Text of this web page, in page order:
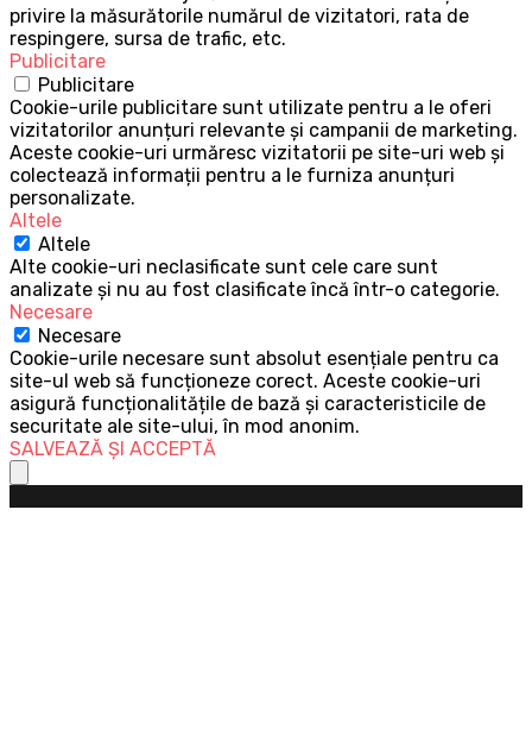
privire la măsurătorile numărul de vizitatori, rata de
respingere, sursa de trafic, etc.
Publicitare
Publicitare
Cookie-urile publicitare sunt utilizate pentru a le oferi
vizitatorilor anunțuri relevante și campanii de marketing.
Aceste cookie-uri urmăresc vizitatorii pe site-uri web și
colectează informații pentru a le furniza anunțuri
personalizate.
Altele
Altele
Alte cookie-uri neclasificate sunt cele care sunt
analizate și nu au fost clasificate încă într-o categorie.
Necesare
Necesare
Cookie-urile necesare sunt absolut esențiale pentru ca
site-ul web să funcționeze corect. Aceste cookie-uri
asigură funcționalitățile de bază și caracteristicile de
securitate ale site-ului, în mod anonim.
SALVEAZĂ ȘI ACCEPTĂ